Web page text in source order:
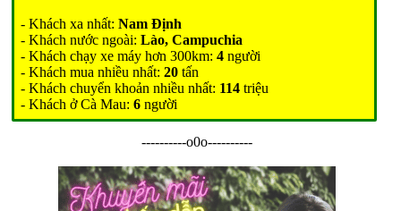
- Khách xa nhất:Nam Định
- Khách nước ngoài:Lào, Campuchia
- Khách chạy xe máy hơn 300km:4 người
- Khách mua nhiều nhất:20 tấn
- Khách chuyển khoản nhiều nhất: 114 triệu
- Khách ở Cà Mau:6 người
----------o0o----------